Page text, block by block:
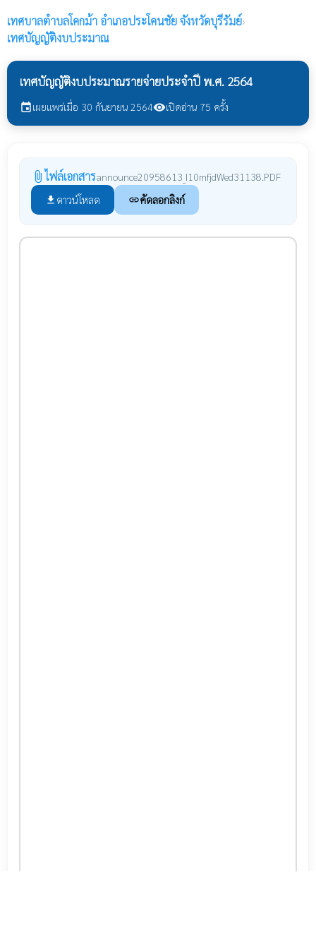
เทศบาลตำบลโคกม้า อำเภอประโคนชัย จังหวัดบุรีรัมย์›
เทศบัญญัติงบประมาณ
เทศบัญญัติงบประมาณรายจ่ายประจำปี พ.ศ. 2564
eventเผยแพร่เมื่อ 30 กันยายน 2564visibilityเปิดอ่าน 75 ครั้ง
attach_file ไฟล์เอกสารannounce20958613_I10mfjdWed31138.PDF
file_download ดาวน์โหลด linkคัดลอกลิงก์